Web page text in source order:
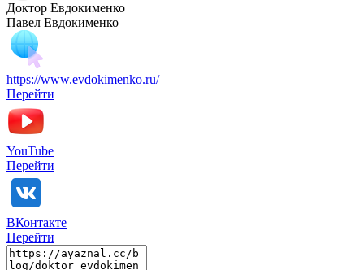
Доктор Евдокименко
Павел Евдокименко
https://www.evdokimenko.ru/
Перейти
YouTube
Перейти
ВКонтакте
Перейти